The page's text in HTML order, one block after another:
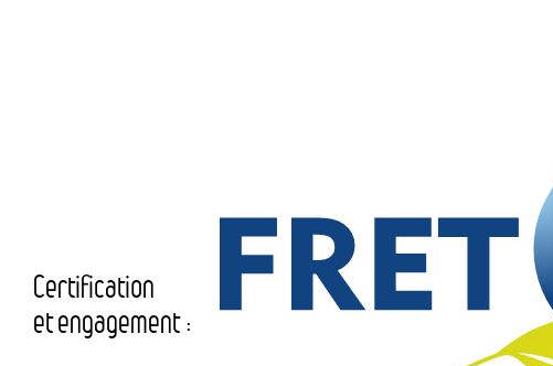
Certification
et engagement :